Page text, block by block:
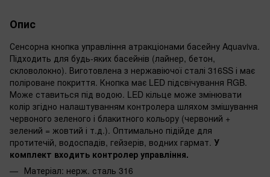
Опис
Сенсорна кнопка управління атракціонами басейну Aquaviva.
Підходить для будь-яких басейнів (лайнер, бетон,
скловолокно). Виготовлена ​​з нержавіючої сталі 316SS і має
поліроване покриття. Кнопка має LED підсвічування RGB.
Може ставиться під водою. LED кільце може змінювати
колір згідно налаштуванням контролера шляхом змішування
червоного зеленого і блакитного кольору (червоний +
зелений = жовтий і т.д.). Оптимально підійде для
протитечій, водоспадів, гейзерів, водних гармат. У
комплект входить контролер управління.
Матеріал: нерж. сталь 316